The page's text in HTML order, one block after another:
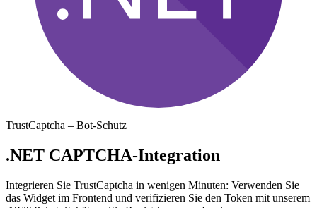
TrustCaptcha – Bot-Schutz
.NET CAPTCHA-Integration
Integrieren Sie TrustCaptcha in wenigen Minuten: Verwenden Sie
das Widget im Frontend und verifizieren Sie den Token mit unserem